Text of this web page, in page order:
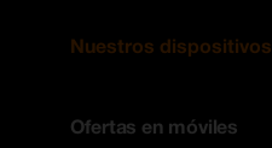
Nuestros dispositivos
Ofertas en móviles